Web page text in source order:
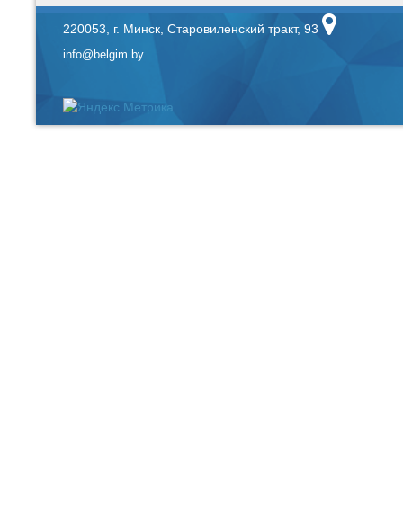
220053, г. Минск, Старовиленский тракт, 93
info@belgim.by